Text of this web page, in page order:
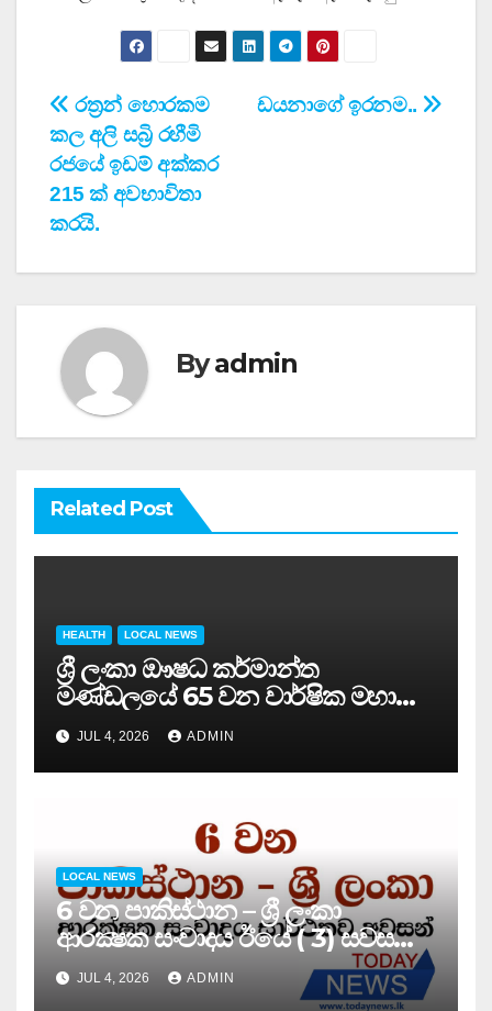
Post
navigation
ඩයනාගේ ඉරනම..
රත්‍රන් හොරකම
කල අලි සබ්‍රි රහීමි
රජයේ ඉඩම් අක්කර
215 ක් අවභාවිතා
කරයි.
Byadmin
Related Post
HEALTH LOCAL NEWS
ශ්‍රී ලංකා ඖෂධ කර්මාන්ත
මණ්ඩලයේ 65 වන වාර්ෂික මහා
සමුළුව සෞඛ්‍ය නියෝජ්‍ය
අමාත්‍යවරයාගේ ප්‍රධානත්වයෙන්……
JUL 4, 2026 ADMIN
LOCAL NEWS
6 වන පාකිස්ථාන – ශ්‍රී ලංකා
ආරක්‍ෂක සංවාදය ඊයේ ( 3) සවස
සාර්ථකව අවසන් කරයි..
JUL 4, 2026 ADMIN